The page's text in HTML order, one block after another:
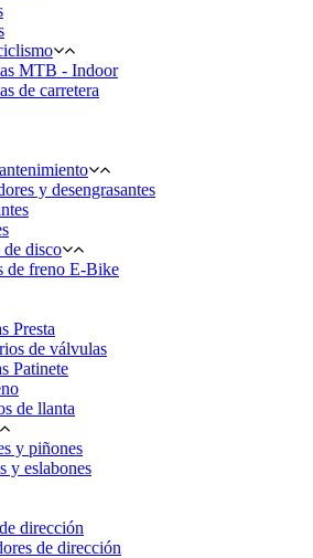
MTB - Indoor
de carretera
y desengrasantes
de disco
de freno E-Bike
Presta
de válvulas
Patinete
de llanta
y piñones
y eslabones
dirección
de dirección